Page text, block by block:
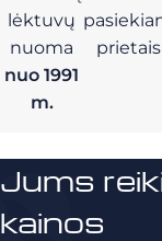
lėktuvų
nuoma
nuo 1991
m.
Jums
kainos